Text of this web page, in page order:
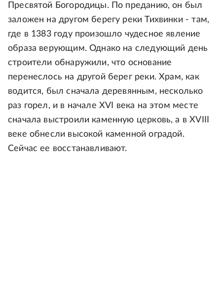
Пресвятой Богородицы. По преданию, он был
заложен на другом берегу реки Тихвинки - там,
где в 1383 году произошло чудесное явление
образа верующим. Однако на следующий день
строители обнаружили, что основание
перенеслось на другой берег реки. Храм, как
водится, был сначала деревянным, несколько
раз горел, и в начале XVI века на этом месте
сначала выстроили каменную церковь, а в XVIII
веке обнесли высокой каменной оградой.
Сейчас ее восстанавливают.